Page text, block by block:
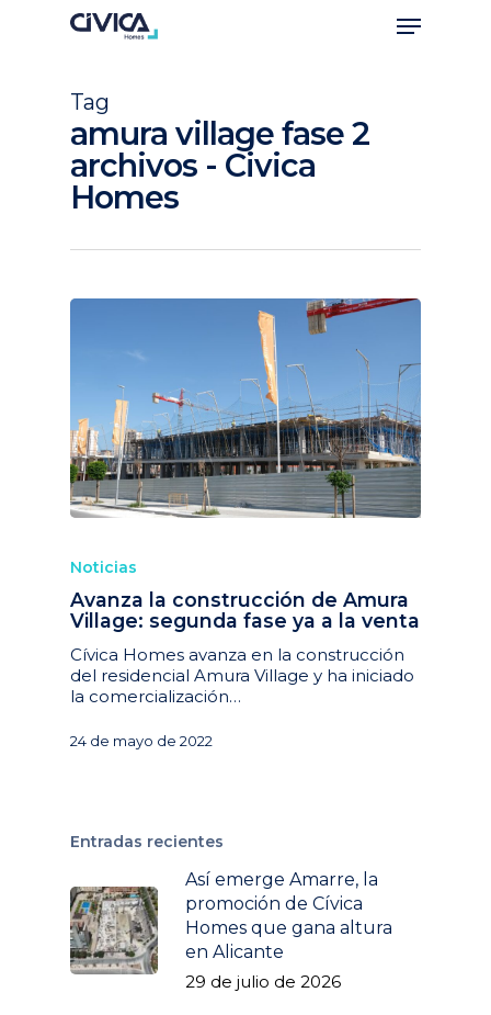
Tag
amura village fase 2
archivos - Civica
Homes
Noticias
Avanza la construcción de Amura
Village: segunda fase ya a la venta
Cívica Homes avanza en la construcción
del residencial Amura Village y ha iniciado
la comercialización…
24 de mayo de 2022
Entradas recientes
Así emerge Amarre, la
promoción de Cívica
Homes que gana altura
en Alicante
29 de julio de 2026